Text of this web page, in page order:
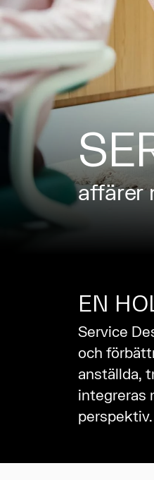
affärer
EN
Service
och
anställda,
integreras
perspektiv.